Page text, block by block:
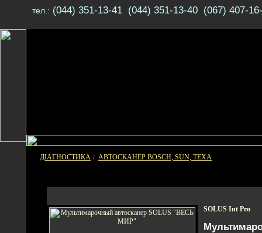
тел.: (044) 351-13-41 (044) 351-13-40 (067) 407-
ДІАГНОСТИКА / АВТОСКАНЕР BOSCH, SUN, TEXA
SOLUS Int Pro